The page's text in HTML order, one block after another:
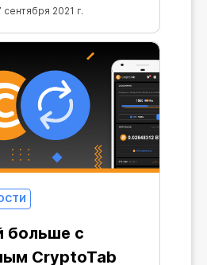
для
майнинг-сети и
дохода
сентября 2021 г.
больше с
CryptoTab